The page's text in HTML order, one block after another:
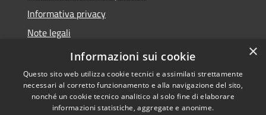
Informativa privacy
Note legali
Dichiarazione di accessibilità
Copyright © 2026 • Comune di
×
Informazioni sui cookie
Questo sito web utilizza cookie tecnici e assimilati strettamente
necessari al corretto funzionamento e alla navigazione del sito,
nonché un cookie tecnico analitico al solo fine di elaborare
informazioni statistiche, aggregate e anonime.